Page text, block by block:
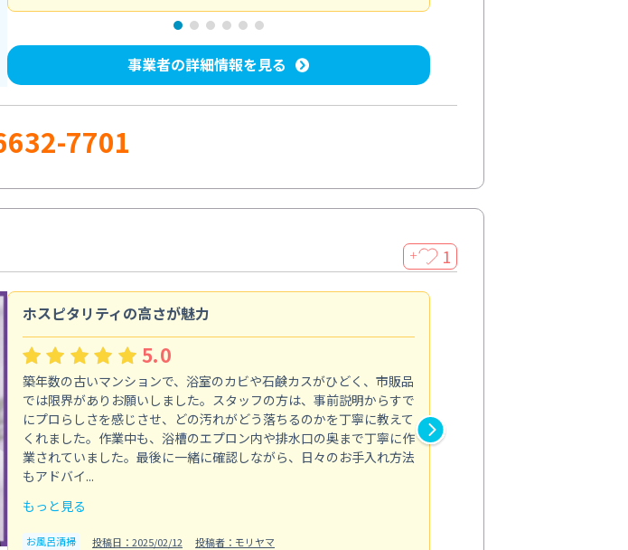
事業者の詳細情報を見る
7701
＋ 1
ホスピタリティの高さが魅力
5.0
築年数の古いマンションで、浴室のカビや石鹸カスがひどく、市販品
では限界がありお願いしました。スタッフの方は、事前説明からすで
にプロらしさを感じさせ、どの汚れがどう落ちるのかを丁寧に教えて
くれました。作業中も、浴槽のエプロン内や排水口の奥まで丁寧に作
業されていました。最後に一緒に確認しながら、日々のお手入れ方法
もアドバイ...
もっと見る
お風呂清掃 投稿日：2025/02/12 投稿者：モリヤマ